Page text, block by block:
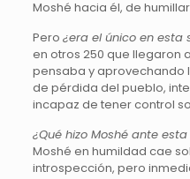
Moshé hacia él, de
Pero ¿era el único en esta
en otros 250 que llegaron
pensaba y aprovechando
de pérdida del pueblo,
incapaz de tener control
¿Qué hizo Moshé ante
Moshé en humildad cae
introspección, pero